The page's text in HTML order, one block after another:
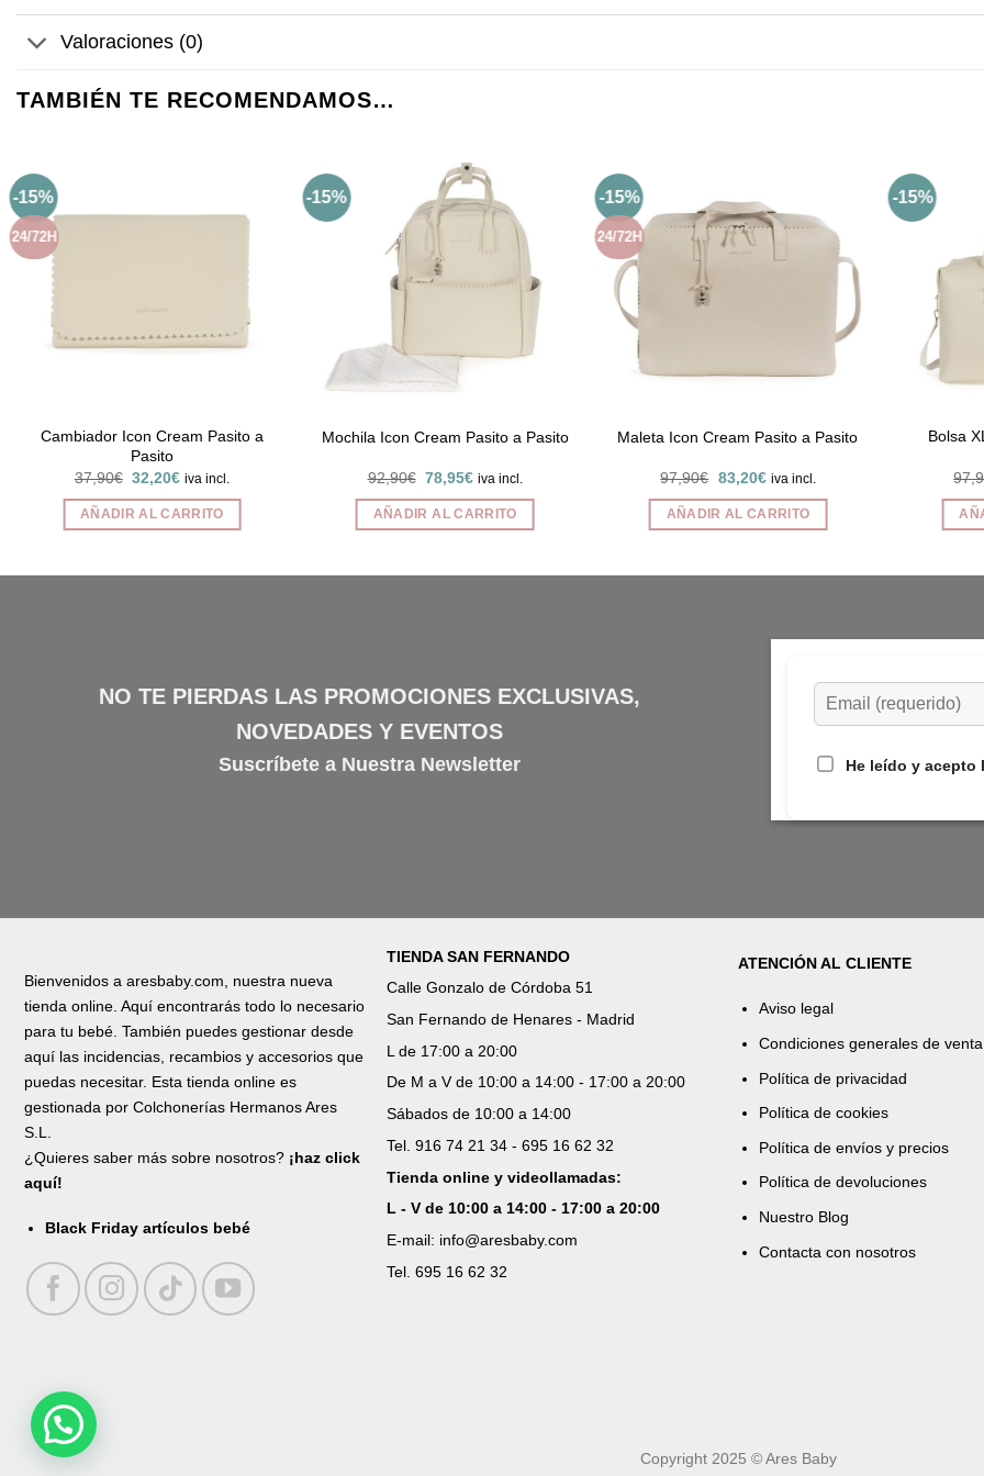
Valoraciones (0)
TAMBIÉN TE RECOMENDAMOS…
-15%
24/72H
Cambiador Icon Cream Pasito a
Pasito
37,90€ El
original
era:
32,20€El
actual
es:
iva incl.
AÑADIR AL CARRITO
-15%
Mochila Icon Cream Pasito a Pasito
92,90€ El
original
era:
78,95€El
actual
es:
iva incl.
AÑADIR AL CARRITO
-15%
24/72H
Maleta Icon Cream Pasito a Pasito
97,90€ El
original
era:
83,20€El
actual
es:
iva incl.
AÑADIR AL CARRITO
-15%
Bolsa
NO TE PIERDAS LAS PROMOCIONES EXCLUSIVAS,
NOVEDADES Y EVENTOS
Suscríbete a Nuestra Newsletter He leído y acepto
Bienvenidos a aresbaby.com, nuestra nueva
tienda online. Aquí encontrarás todo lo necesario
para tu bebé. También puedes gestionar desde
aquí las incidencias, recambios y accesorios que
puedas necesitar. Esta tienda online es
gestionada por Colchonerías Hermanos Ares
S.L.
¿Quieres saber más sobre nosotros? ¡haz click
aquí!
Black Friday artículos bebé
TIENDA SAN FERNANDO
Calle Gonzalo de Córdoba 51
San Fernando de Henares - Madrid
L de 17:00 a 20:00
De M a V de 10:00 a 14:00 - 17:00 a 20:00
Sábados de 10:00 a 14:00
Tel. 916 74 21 34 - 695 16 62 32
Tienda online y videollamadas:
L - V de 10:00 a 14:00 - 17:00 a 20:00
E-mail: info@aresbaby.com
Tel. 695 16 62 32
ATENCIÓN AL CLIENTE
Aviso legal
Condiciones generales de venta
Política de privacidad
Política de cookies
Política de envíos y precios
Política de devoluciones
Nuestro Blog
Contacta con nosotros
Copyright 2025 © Ares Baby